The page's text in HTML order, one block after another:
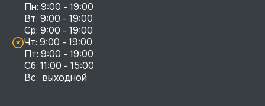
Пн: 9:00 - 19:00
Вт: 9:00 - 19:00
Ср: 9:00 - 19:00
Чт: 9:00 - 19:00
Пт: 9:00 - 19:00
Сб: 11:00 - 15:00
Вс:  выходной